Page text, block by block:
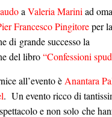
a Valeria Marini ad
Francesco Pingitoreper la
di grande successo la
del libro“Confessioni
all’evento è Anantara
. Un evento ricco di
e non solo che